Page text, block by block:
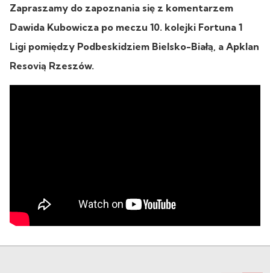
Zapraszamy do zapoznania się z komentarzem
Dawida Kubowicza po meczu 10. kolejki Fortuna 1
Ligi pomiędzy Podbeskidziem Bielsko-Białą, a Apklan
Resovią Rzeszów.